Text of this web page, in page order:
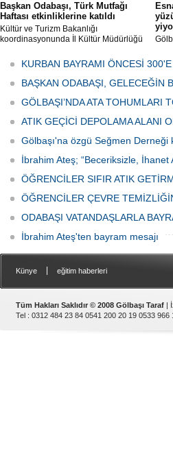
Başkan Odabaşı, Türk Mutfağı
Haftası etkinliklerine katıldı
Kültür ve Turizm Bakanlığı
koordinasyonunda İl Kültür Müdürlüğü
Haftası" etkinlikleri Ankara'da devam
ediyor.
KURBAN BAYRAMI ÖNCESİ
BAŞKAN ODABAŞI, GELECEĞİN
GÖLBAŞI’NDA ATA TOHUMLARI
ATIK GEÇİCİ DEPOLAMA ALANI
Gölbaşı'na özgü Seğmen Derneği
İbrahim Ateş; “Beceriksizle, İhanet
ÖĞRENCİLER SIFIR ATIK
ÖĞRENCİLER ÇEVRE
ODABAŞI VATANDAŞLARLA
İbrahim Ateş'ten bayram mesajı
Künye eğitim haberleri
Tüm Hakları Saklıdır © 2008 Gölbaşı Taraf |
Tel : 0312 484 23 84 0541 200 20 19 0533